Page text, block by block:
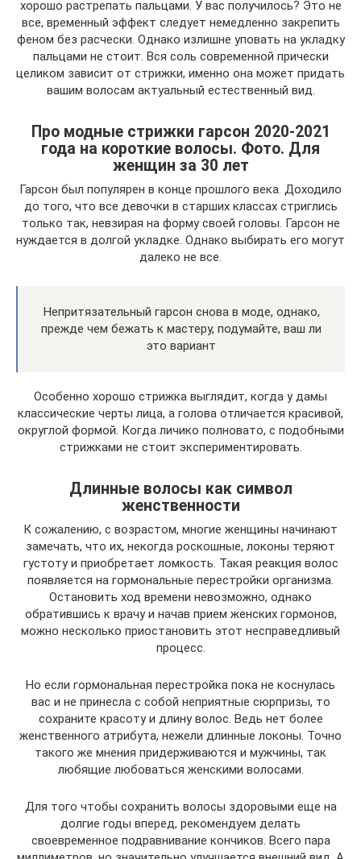
хорошо растрепать пальцами. У вас получилось? Это не
все, временный эффект следует немедленно закрепить
феном без расчески. Однако излишне уповать на укладку
пальцами не стоит. Вся соль современной прически
целиком зависит от стрижки, именно она может придать
вашим волосам актуальный естественный вид.
Про модные стрижки гарсон 2020-2021
года на короткие волосы. Фото. Для
женщин за 30 лет
Гарсон был популярен в конце прошлого века. Доходило
до того, что все девочки в старших классах стриглись
только так, невзирая на форму своей головы. Гарсон не
нуждается в долгой укладке. Однако выбирать его могут
далеко не все.
Непритязательный гарсон снова в моде, однако,
прежде чем бежать к мастеру, подумайте, ваш ли
это вариант
Особенно хорошо стрижка выглядит, когда у дамы
классические черты лица, а голова отличается красивой,
округлой формой. Когда личико полновато, с подобными
стрижками не стоит экспериментировать.
Длинные волосы как символ
женственности
К сожалению, с возрастом, многие женщины начинают
замечать, что их, некогда роскошные, локоны теряют
густоту и приобретает ломкость. Такая реакция волос
появляется на гормональные перестройки организма.
Остановить ход времени невозможно, однако
обратившись к врачу и начав прием женских гормонов,
можно несколько приостановить этот несправедливый
процесс.
Но если гормональная перестройка пока не коснулась
вас и не принесла с собой неприятные сюрпризы, то
сохраните красоту и длину волос. Ведь нет более
женственного атрибута, нежели длинные локоны. Точно
такого же мнения придерживаются и мужчины, так
любящие любоваться женскими волосами.
Для того чтобы сохранить волосы здоровыми еще на
долгие годы вперед, рекомендуем делать
своевременное подравнивание кончиков. Всего пара